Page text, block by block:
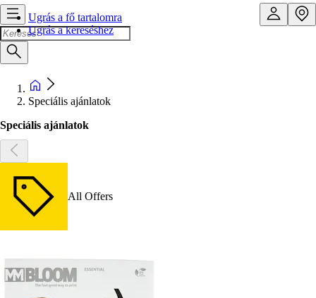
Ugrás a fő tartalomra
Ugrás a kereséshez
Speciális ajánlatok
Speciális ajánlatok
All Offers